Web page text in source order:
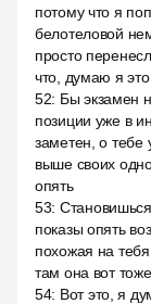
потому что я
белотеловой
просто
что, думаю я это.
52: Бы экзамен
позиции уже в
заметен, о
выше своих
опять
53:
показы опять
похожая на
там она вот
54: Вот это, я